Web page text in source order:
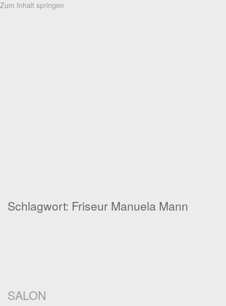
Zum Inhalt springen
Schlagwort: Friseur Manuela Mann
SALON